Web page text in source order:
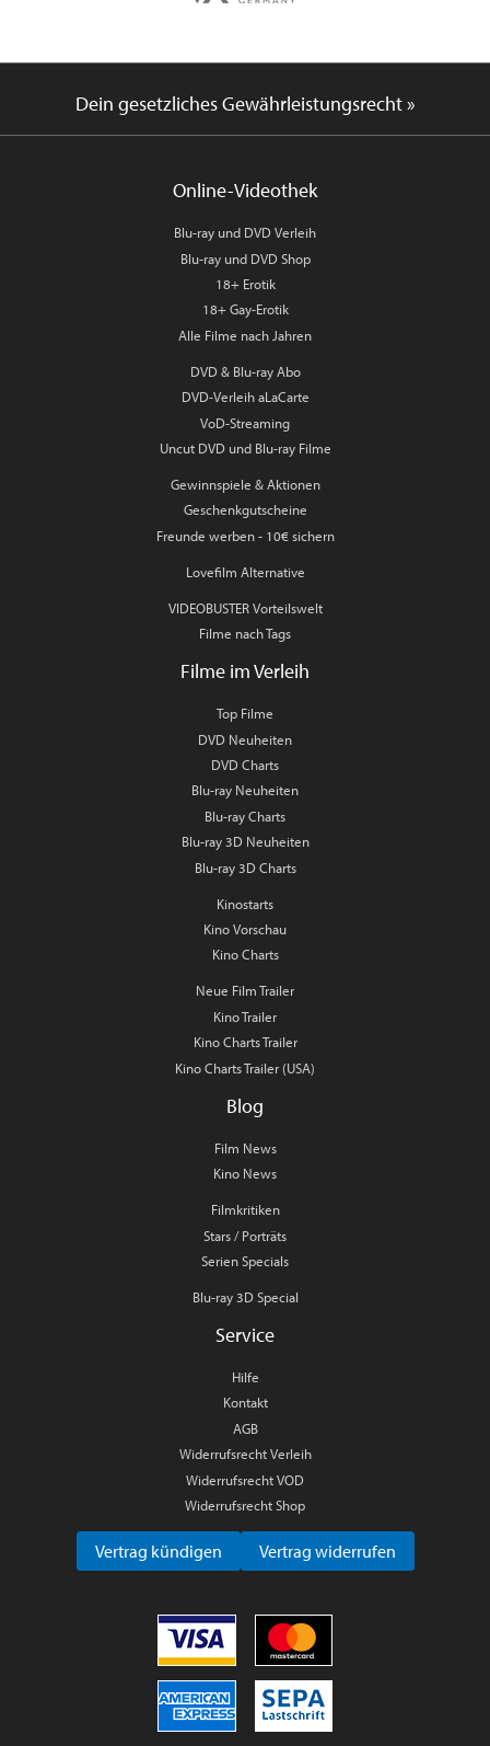
Dein gesetzliches Gewährleistungsrecht »
Online-Videothek
Blu-ray und DVD Verleih
Blu-ray und DVD Shop
18+ Erotik
18+ Gay-Erotik
Alle Filme nach Jahren
DVD & Blu-ray Abo
DVD-Verleih aLaCarte
VoD-Streaming
Uncut DVD und Blu-ray Filme
Gewinnspiele & Aktionen
Geschenkgutscheine
Freunde werben - 10€ sichern
Lovefilm Alternative
VIDEOBUSTER Vorteilswelt
Filme nach Tags
Filme im Verleih
Top Filme
DVD Neuheiten
DVD Charts
Blu-ray Neuheiten
Blu-ray Charts
Blu-ray 3D Neuheiten
Blu-ray 3D Charts
Kinostarts
Kino Vorschau
Kino Charts
Neue Film Trailer
Kino Trailer
Kino Charts Trailer
Kino Charts Trailer (USA)
Blog
Film News
Kino News
Filmkritiken
Stars / Porträts
Serien Specials
Blu-ray 3D Special
Service
Hilfe
Kontakt
AGB
Widerrufsrecht Verleih
Widerrufsrecht VOD
Widerrufsrecht Shop
Vertrag kündigen Vertrag widerrufen